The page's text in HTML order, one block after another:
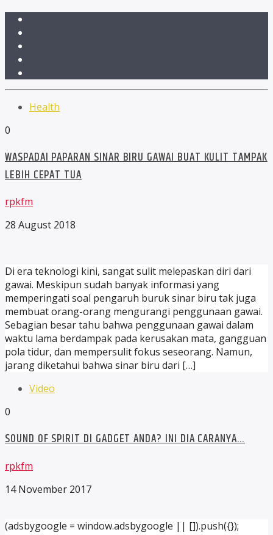
Health
0
WASPADAI PAPARAN SINAR BIRU GAWAI BUAT KULIT TAMPAK
LEBIH CEPAT TUA
rpkfm
28 August 2018
Di era teknologi kini, sangat sulit melepaskan diri dari
gawai. Meskipun sudah banyak informasi yang
memperingati soal pengaruh buruk sinar biru tak juga
membuat orang-orang mengurangi penggunaan gawai.
Sebagian besar tahu bahwa penggunaan gawai dalam
waktu lama berdampak pada kerusakan mata, gangguan
pola tidur, dan mempersulit fokus seseorang. Namun,
jarang diketahui bahwa sinar biru dari […]
Video
0
SOUND OF SPIRIT DI GADGET ANDA? INI DIA CARANYA…
rpkfm
14 November 2017
(adsbygoogle = window.adsbygoogle || []).push({});